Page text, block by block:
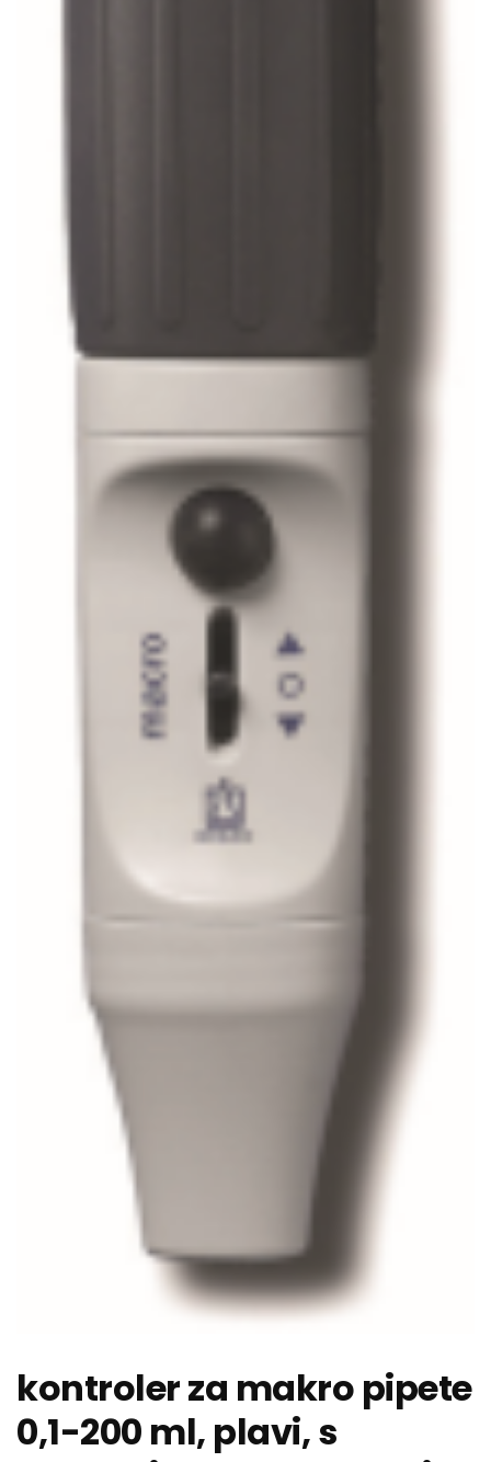
kontroler za makro pipete
0,1-200 ml, plavi, s